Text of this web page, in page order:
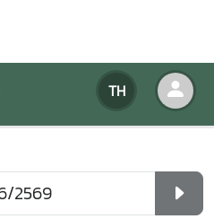
TH
งหน่วยงาน